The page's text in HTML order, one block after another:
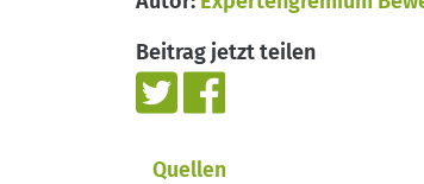
Beitrag jetzt teilen
Quellen